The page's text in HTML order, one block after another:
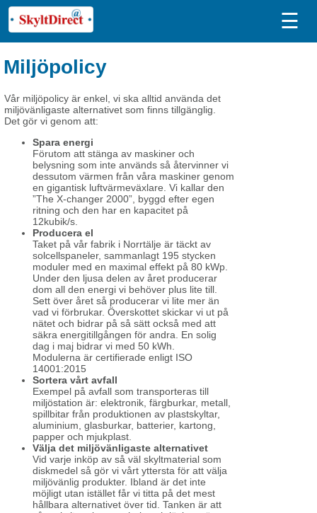
☰
Miljöpolicy
Vår miljöpolicy är enkel, vi ska alltid använda det
miljövänligaste alternativet som finns tillgänglig.
Det gör vi genom att:
Spara energi
Förutom att stänga av maskiner och
belysning som inte används så återvinner vi
dessutom värmen från våra maskiner genom
en gigantisk luftvärmeväxlare. Vi kallar den
”The X-changer 2000”, byggd efter egen
ritning och den har en kapacitet på
12kubik/s.
Producera el
Taket på vår fabrik i Norrtälje är täckt av
solcellspaneler, sammanlagt 195 stycken
moduler med en maximal effekt på 80 kWp.
Under den ljusa delen av året producerar
dom all den energi vi behöver plus lite till.
Sett över året så producerar vi lite mer än
vad vi förbrukar. Överskottet skickar vi ut på
nätet och bidrar på så sätt också med att
säkra energitillgången för andra. En solig
dag i maj bidrar vi med 50 kWh.
Modulerna är certifierade enligt ISO
14001:2015
Sortera vårt avfall
Exempel på avfall som transporteras till
miljöstation är: elektronik, färgburkar, metall,
spillbitar från produktionen av plastskyltar,
aluminium, glasburkar, batterier, kartong,
papper och mjukplast.
Välja det miljövänligaste alternativet
Vid varje inköp av så väl skyltmaterial som
diskmedel så gör vi vårt yttersta för att välja
miljövänlig produkter. Ibland är det inte
möjligt utan istället får vi titta på det mest
hållbara alternativet över tid. Tanken är att